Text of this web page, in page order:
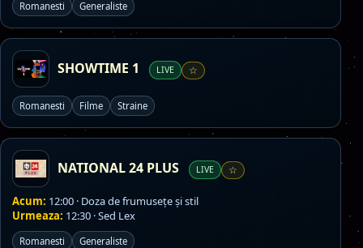
Romanesti Generaliste
SHOWTIME 1 LIVE ☆
Romanesti Filme Straine
NATIONAL 24 PLUS LIVE ☆
Acum: 12:00 · Doza de frumusețe și stil
Urmeaza: 12:30 · Sed Lex
Romanesti Generaliste